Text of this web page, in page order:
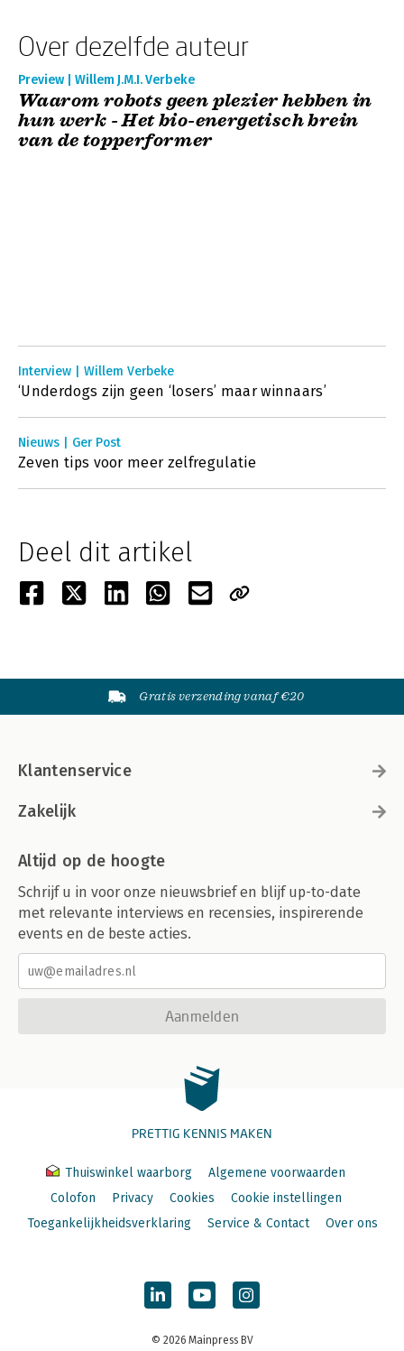
Over dezelfde auteur
Preview | Willem J.M.I. Verbeke
Waarom robots geen plezier hebben in
hun werk - Het bio-energetisch brein
van de topperformer
Interview | Willem Verbeke
‘Underdogs zijn geen ‘losers’ maar winnaars’
Nieuws | Ger Post
Zeven tips voor meer zelfregulatie
Deel dit artikel
Gratis verzending vanaf €20
Klantenservice
Zakelijk
Altijd op de hoogte
Schrijf u in voor onze nieuwsbrief en blijf up-to-date
met relevante interviews en recensies, inspirerende
events en de beste acties.
Aanmelden
PRETTIG KENNIS MAKEN
Thuiswinkel waarborg
Algemene voorwaarden
Colofon
Privacy Cookies
Cookie instellingen
Toegankelijkheidsverklaring
Service & Contact Over ons
© 2026 Mainpress BV